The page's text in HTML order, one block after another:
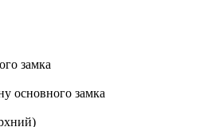
замка
основного замка